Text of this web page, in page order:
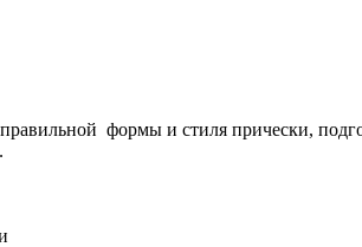
формы и стиля прически,